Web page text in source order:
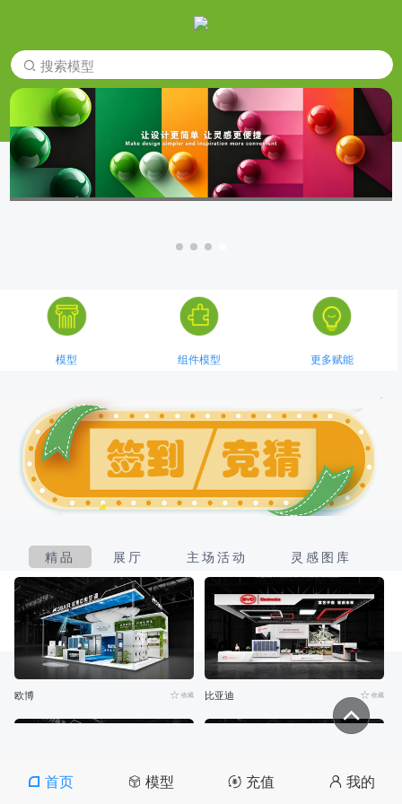
搜索模型
模型 组件模型 更多赋能
精品 展厅 主场活动 灵感图库
欧博 收藏 比亚迪 收藏
首页 模型 充值 我的